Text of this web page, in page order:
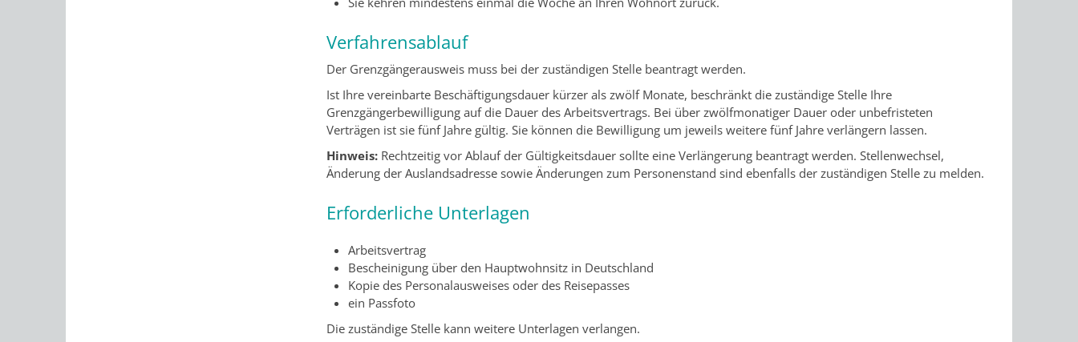
Verfahrensablauf
Der Grenzgängerausweis muss bei der zuständigen Stelle beantragt werden.
Ist Ihre vereinbarte Beschäftigungsdauer kürzer als zwölf Monate, beschränkt die zuständige Stelle Ihre
Grenzgängerbewilligung auf die Dauer des Arbeitsvertrags. Bei über zwölfmonatiger Dauer oder unbefristeten
Verträgen ist sie fünf Jahre gültig. Sie können die Bewilligung um jeweils weitere fünf Jahre verlängern lassen.
Hinweis: Rechtzeitig vor Ablauf der Gültigkeitsdauer sollte eine Verlängerung beantragt werden. Stellenwechsel,
Änderung der Auslandsadresse sowie Änderungen zum Personenstand sind ebenfalls der zuständigen Stelle zu melden.
Erforderliche Unterlagen
Arbeitsvertrag
Bescheinigung über den Hauptwohnsitz in Deutschland
Kopie des Personalausweises oder des Reisepasses
ein Passfoto
Die zuständige Stelle kann weitere Unterlagen verlangen.